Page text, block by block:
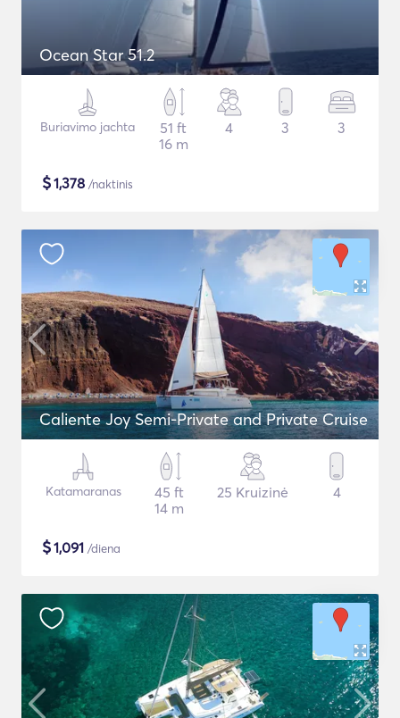
Ocean Star 51.2
Buriavimo jachta
51 ft
16 m
4 3 3
$1,378 /naktinis
Caliente Joy Semi-Private and Private Cruise
Katamaranas
45 ft
14 m
25 Kruizinė 4
$1,091 /diena